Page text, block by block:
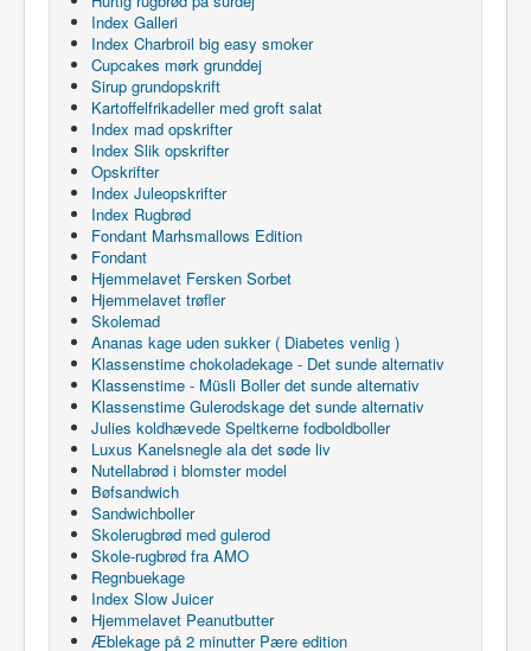
Index Galleri
Index Charbroil big easy smoker
Cupcakes mørk grunddej
Sirup grundopskrift
Kartoffelfrikadeller med groft salat
Index mad opskrifter
Index Slik opskrifter
Opskrifter
Index Juleopskrifter
Index Rugbrød
Fondant Marhsmallows Edition
Fondant
Hjemmelavet Fersken Sorbet
Hjemmelavet trøfler
Skolemad
Ananas kage uden sukker ( Diabetes venlig )
Klassenstime chokoladekage - Det sunde alternativ
Klassenstime - Müsli Boller det sunde alternativ
Klassenstime Gulerodskage det sunde alternativ
Julies koldhævede Speltkerne fodboldboller
Luxus Kanelsnegle ala det søde liv
Nutellabrød i blomster model
Bøfsandwich
Sandwichboller
Skolerugbrød med gulerod
Skole-rugbrød fra AMO
Regnbuekage
Index Slow Juicer
Hjemmelavet Peanutbutter
Æblekage på 2 minutter Pære edition